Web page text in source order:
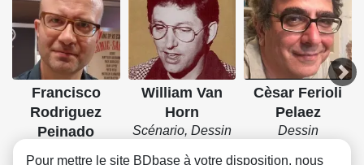
Francisco
Rodriguez
Peinado
William Van
Horn
Scénario, Dessin
Cèsar Ferioli
Pelaez
Dessin
Pour mettre le site BDbase à votre disposition, nous